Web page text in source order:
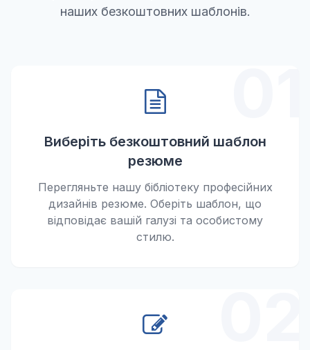
наших безкоштовних шаблонів.
Виберіть безкоштовний шаблон
резюме
Перегляньте нашу бібліотеку професійних
дизайнів резюме. Оберіть шаблон, що
відповідає вашій галузі та особистому
стилю.